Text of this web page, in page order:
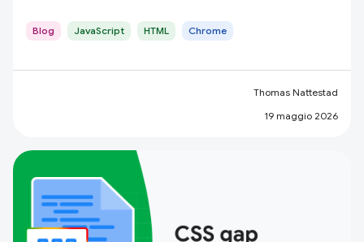
Blog JavaScript HTML Chrome
Thomas Nattestad
19 maggio 2026